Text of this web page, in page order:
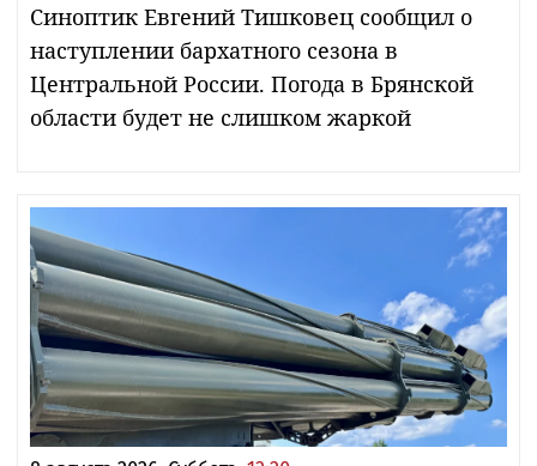
Синоптик Евгений Тишковец сообщил о
наступлении бархатного сезона в
Центральной России. Погода в Брянской
области будет не слишком жаркой